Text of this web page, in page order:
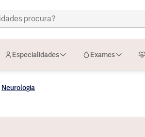
Especialidades Exames
Neurologia